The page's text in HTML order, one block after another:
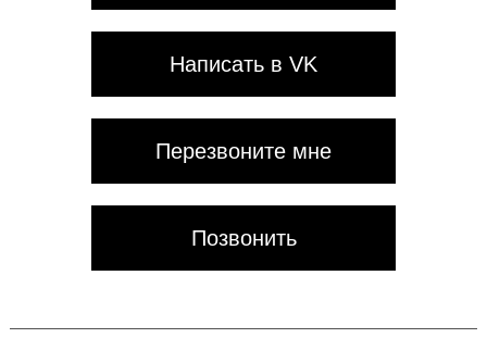
Написать в VK
Перезвоните мне
Позвонить